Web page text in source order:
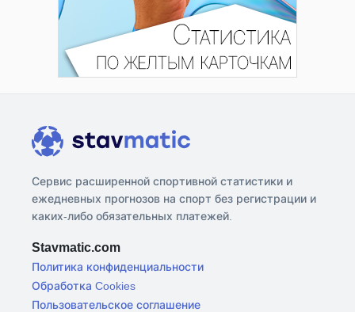
Сервис расширенной спортивной статистики и
ежедневных прогнозов на спорт без регистрации и
каких-либо обязательных платежей.
Stavmatic.com
Политика конфиденциальности
Обработка Cookies
Пользовательское соглашение